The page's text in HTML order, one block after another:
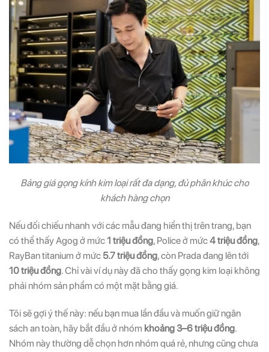
Bảng giá gọng kính kim loại rất đa dạng, đủ phân khúc cho
khách hàng chọn
Nếu đối chiếu nhanh với các mẫu đang hiển thị trên trang, bạn
có thể thấy Agog ở mức1 triệu đồng, Police ở mức4 triệu đồng,
RayBan titanium ở mức 5.7 triệu đồng, còn Prada đang lên tới
10 triệu đồng. Chỉ vài ví dụ này đã cho thấy gọng kim loại không
phải nhóm sản phẩm có một mặt bằng giá.
Tôi sẽ gợi ý thế này: nếu bạn mua lần đầu và muốn giữ ngân
sách an toàn, hãy bắt đầu ở nhóm khoảng 3–6 triệu đồng.
Nhóm này thường dễ chọn hơn nhóm quá rẻ, nhưng cũng chưa